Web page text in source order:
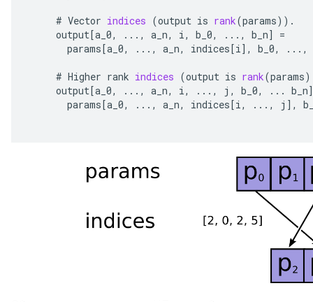
# Vector indices (output is rank(params)).
output[a_0, ..., a_n, i, b_0, ..., b_n]
=
params[a_0, ..., a_n, indices[i] , b_0, ...,
# Higher rank indices (output is rank(params)
output[a_0, ..., a_n, i, ..., j , b_0, ... b_n]
params[a_0, ..., a_n, indices[i, ..., j ] ,